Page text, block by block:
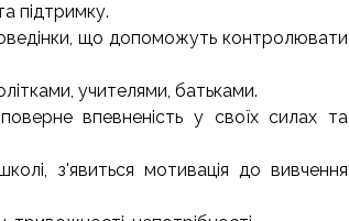
підтримку.
що допоможуть контролювати
учителями, батьками.
впевненість у своїх силах та
з'явиться мотивація до вивчення